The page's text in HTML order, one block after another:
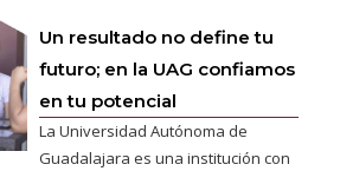
Un resultado no define tu
futuro; en la UAG confiamos
en tu potencial
La Universidad Autónoma de
Guadalajara es una institución con